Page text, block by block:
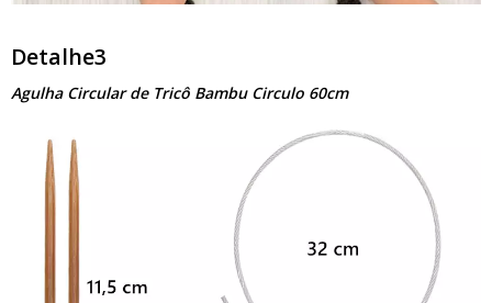
Detalhe3
Agulha Circular de Tricô Bambu Circulo 60cm